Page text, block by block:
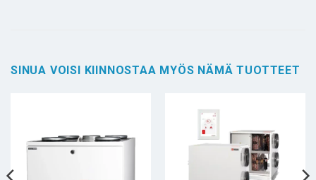
SINUA VOISI KIINNOSTAA MYÖS NÄMÄ TUOTTEET